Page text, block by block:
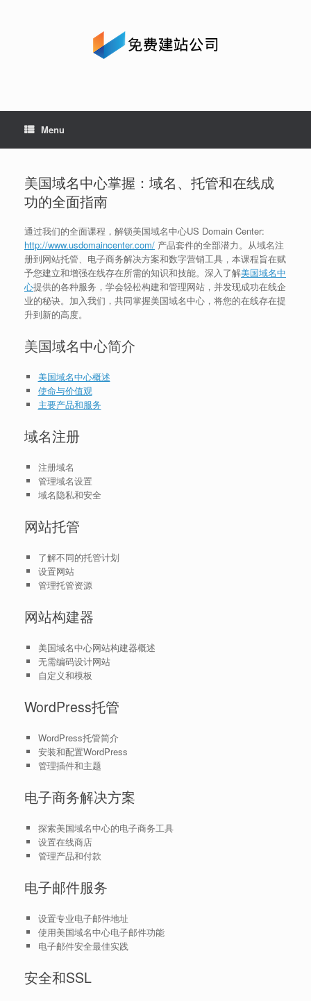
Menu
美国域名中心掌握：域名、托管和在线成
功的全面指南
通过我们的全面课程，解锁美国域名中心US Domain Center:
http://www.usdomaincenter.com/ 产品套件的全部潜力。从域名注
册到网站托管、电子商务解决方案和数字营销工具，本课程旨在赋
予您建立和增强在线存在所需的知识和技能。深入了解美国域名中
心提供的各种服务，学会轻松构建和管理网站，并发现成功在线企
业的秘诀。加入我们，共同掌握美国域名中心，将您的在线存在提
升到新的高度。
美国域名中心简介
美国域名中心概述
使命与价值观
主要产品和服务
域名注册
注册域名
管理域名设置
域名隐私和安全
网站托管
了解不同的托管计划
设置网站
管理托管资源
网站构建器
美国域名中心网站构建器概述
无需编码设计网站
自定义和模板
WordPress托管
WordPress托管简介
安装和配置WordPress
管理插件和主题
电子商务解决方案
探索美国域名中心的电子商务工具
设置在线商店
管理产品和付款
电子邮件服务
设置专业电子邮件地址
使用美国域名中心电子邮件功能
电子邮件安全最佳实践
安全和SSL